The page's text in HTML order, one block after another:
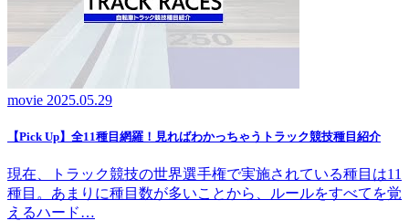
movie 2025.05.29
【Pick Up】全11種目網羅！見ればわかっちゃうトラック競技種目紹介
現在、トラック競技の世界選手権で実施されている種目は11
種目。あまりに種目数が多いことから、ルールをすべてを覚
えるハード…